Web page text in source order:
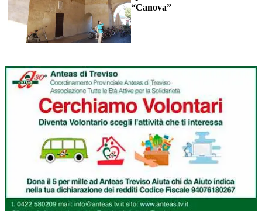
“Canova”